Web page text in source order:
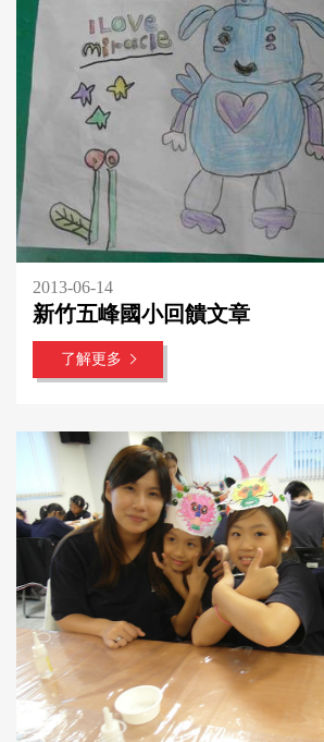
2013-06-14
新竹五峰國小回饋文章
了解更多